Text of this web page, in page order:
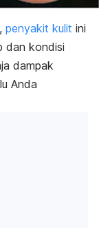
penyakit kulit ini
dan kondisi
dampak
Anda